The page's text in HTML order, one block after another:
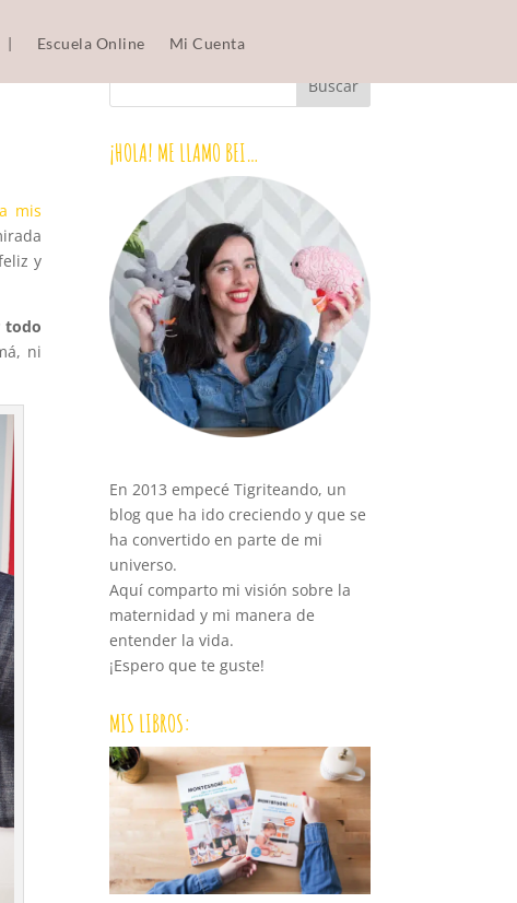
| Escuela Online Mi Cuenta
mis
y
todo
ni
¡HOLA! ME LLAMO BEI…
En 2013 empecé Tigriteando, un
blog que ha ido creciendo y que se
ha convertido en parte de mi
universo.
Aquí comparto mi visión sobre la
maternidad y mi manera de
entender la vida.
¡Espero que te guste!
MIS LIBROS: